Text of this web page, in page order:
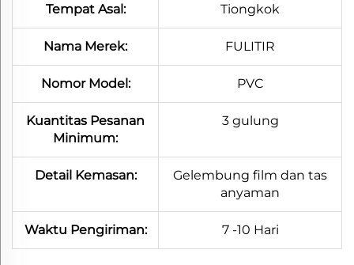
Tempat Asal: Tiongkok
Nama Merek: FULITIR
Nomor Model: PVC
Kuantitas Pesanan
Minimum:
3 gulung
Detail Kemasan:
Gelembung film dan tas
anyaman
Waktu Pengiriman: 7 -10 Hari